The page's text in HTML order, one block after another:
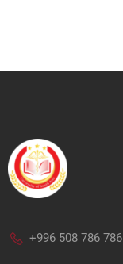
+996 508 786 786